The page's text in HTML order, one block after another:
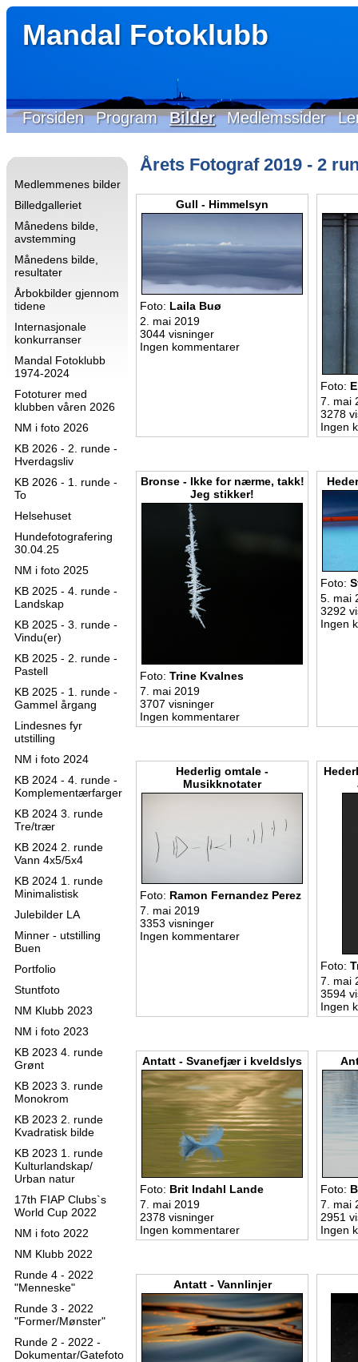
Mandal Fotoklubb
Forsiden Program Bilder Medlemssider
Medlemmenes bilder
Billedgalleriet
Månedens bilde,
avstemming
Månedens bilde,
resultater
Årbokbilder gjennom
tidene
Internasjonale
konkurranser
Mandal Fotoklubb
1974-2024
Fototurer med
klubben våren 2026
NM i foto 2026
KB 2026 - 2. runde -
Hverdagsliv
KB 2026 - 1. runde -
To
Helsehuset
Hundefotografering
30.04.25
NM i foto 2025
KB 2025 - 4. runde -
Landskap
KB 2025 - 3. runde -
Vindu(er)
KB 2025 - 2. runde -
Pastell
KB 2025 - 1. runde -
Gammel årgang
Lindesnes fyr
utstilling
NM i foto 2024
KB 2024 - 4. runde -
Komplementærfarger
KB 2024 3. runde
Tre/trær
KB 2024 2. runde
Vann 4x5/5x4
KB 2024 1. runde
Minimalistisk
Julebilder LA
Minner - utstilling
Buen
Portfolio
Stuntfoto
NM Klubb 2023
NM i foto 2023
KB 2023 4. runde
Grønt
KB 2023 3. runde
Monokrom
KB 2023 2. runde
Kvadratisk bilde
KB 2023 1. runde
Kulturlandskap/
Urban natur
17th FIAP Clubs`s
World Cup 2022
NM i foto 2022
NM Klubb 2022
Runde 4 - 2022
"Menneske"
Runde 3 - 2022
"Former/Mønster"
Runde 2 - 2022 -
Dokumentar/Gatefoto
Årets Fotograf 2019 - 2
Gull - Himmelsyn
Foto: Laila Buø
2. mai 2019
3044 visninger
Ingen kommentarer
Foto:
7. mai
3278
Ingen
Bronse - Ikke for nærme, takk!
Jeg stikker!
Foto: Trine Kvalnes
7. mai 2019
3707 visninger
Ingen kommentarer
Foto:
5. mai
3292
Ingen
Hederlig omtale -
Musikknotater
Foto: Ramon Fernandez Perez
7. mai 2019
3353 visninger
Ingen kommentarer
Foto:
7. mai
3594
Ingen
Antatt - Svanefjær i kveldslys
Foto: Brit Indahl Lande
7. mai 2019
2378 visninger
Ingen kommentarer
Foto:
7. mai
2951
Ingen
Antatt - Vannlinjer